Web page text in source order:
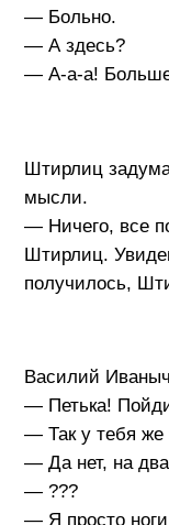
— Больно.
— А здесь?
— А-а-а! Больше
Штирлиц
мысли.
— Ничего, все
Штирлиц.
получилось,
Василий
— Петька!
— Так у тебя же
— Да нет, на
— ???
— Я просто